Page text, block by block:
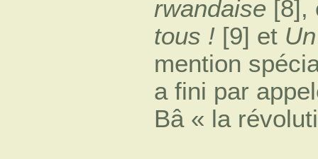
rwandaise [8],
tous ![9] et
mention
a fini par
Bâ « la